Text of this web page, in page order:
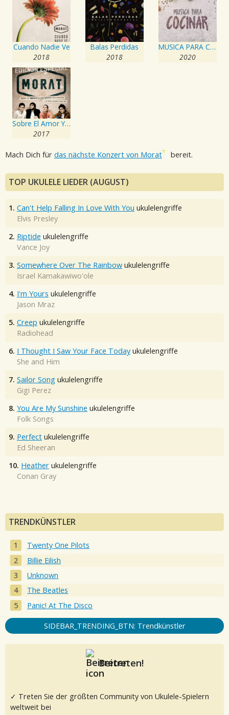
Cuando Nadie Ve
2018
Balas Perdidas
2018
MUSICA PARA COCINAR
2020
Sobre El Amor Y Sus Efectos Secundarios... Y Unas Cuantas Cosas Más
2017
Mach Dich für das nächste Konzert von Morat bereit.
TOP UKULELE LIEDER (AUGUST)
1. Can't Help Falling In Love With You ukulelengriffe
Elvis Presley
2. Riptide ukulelengriffe
Vance Joy
3. Somewhere Over The Rainbow ukulelengriffe
Israel Kamakawiwo'ole
4. I'm Yours ukulelengriffe
Jason Mraz
5. Creep ukulelengriffe
Radiohead
6. I Thought I Saw Your Face Today ukulelengriffe
She and Him
7. Sailor Song ukulelengriffe
Gigi Perez
8. You Are My Sunshine ukulelengriffe
Folk Songs
9. Perfect ukulelengriffe
Ed Sheeran
10. Heather ukulelengriffe
Conan Gray
TRENDKÜNSTLER
Twenty One Pilots
Billie Eilish
Unknown
The Beatles
Panic! At The Disco
SIDEBAR_TRENDING_BTN: Trendkünstler
Beitreten!
✓ Treten Sie der größten Community von Ukulele-Spielern
weltweit bei